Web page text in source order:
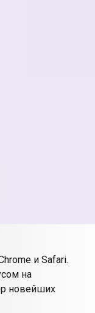
и Safari.
на
новейших